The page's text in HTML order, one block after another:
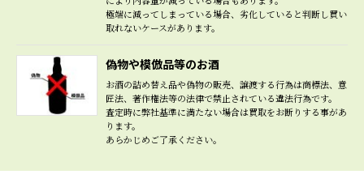
極端に減ってしまっている場合、劣化していると判断し買い
取れないケースがあります。
偽物や模倣品等のお酒
お酒の詰め替え品や偽物の販売、譲渡する行為は商標法、意
匠法、著作権法等の法律で禁止されている違法行為です。
査定時に弊社基準に満たない場合は買取をお断りする事があ
ります。
あらかじめご了承ください。